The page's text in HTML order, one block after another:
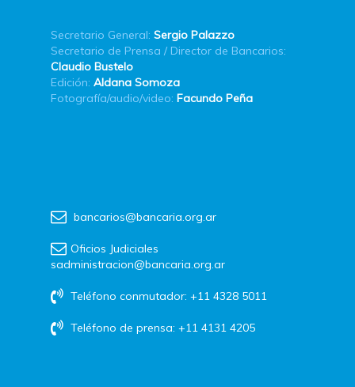
Secretario General: Sergio Palazzo
Secretario de Prensa / Director de Bancarios:
Claudio Bustelo
Edición: Aldana Somoza
Fotografía/audio/video: Facundo Peña
bancarios@bancaria.org.ar
Oficios Judiciales
sadministracion@bancaria.org.ar
Teléfono conmutador: +11 4328 5011
Teléfono de prensa: +11 4131 4205